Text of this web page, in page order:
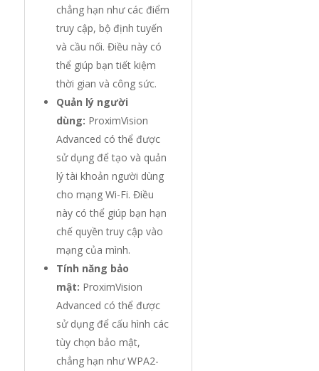
chẳng hạn như các điểm
truy cập, bộ định tuyến
và cầu nối. Điều này có
thể giúp bạn tiết kiệm
thời gian và công sức.
Quản lý người
dùng: ProximVision
Advanced có thể được
sử dụng để tạo và quản
lý tài khoản người dùng
cho mạng Wi-Fi. Điều
này có thể giúp bạn hạn
chế quyền truy cập vào
mạng của mình.
Tính năng bảo
mật: ProximVision
Advanced có thể được
sử dụng để cấu hình các
tùy chọn bảo mật,
chẳng hạn như WPA2-